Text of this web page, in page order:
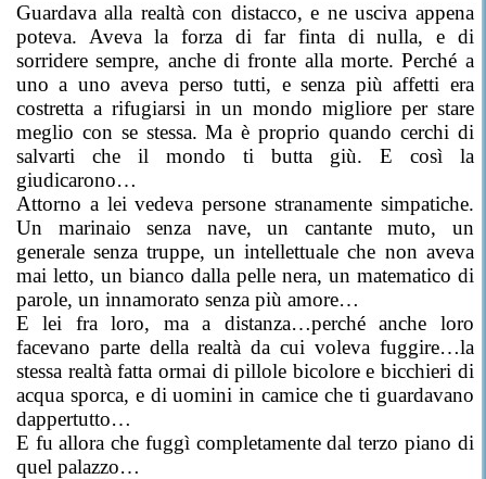
Guardava alla realtà con distacco, e ne usciva appena
poteva. Aveva la forza di far finta di nulla, e di
sorridere sempre, anche di fronte alla morte. Perché a
uno a uno aveva perso tutti, e senza più affetti era
costretta a rifugiarsi in un mondo migliore per stare
meglio con se stessa. Ma è proprio quando cerchi di
salvarti che il mondo ti butta giù. E così la
giudicarono…
Attorno a lei vedeva persone stranamente simpatiche.
Un marinaio senza nave, un cantante muto, un
generale senza truppe, un intellettuale che non aveva
mai letto, un bianco dalla pelle nera, un matematico di
parole, un innamorato senza più amore…
E lei fra loro, ma a distanza…perché anche loro
facevano parte della realtà da cui voleva fuggire…la
stessa realtà fatta ormai di pillole bicolore e bicchieri di
acqua sporca, e di uomini in camice che ti guardavano
dappertutto…
E fu allora che fuggì completamente dal terzo piano di
quel palazzo…